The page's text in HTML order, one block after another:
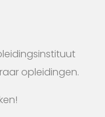
opleidingen.